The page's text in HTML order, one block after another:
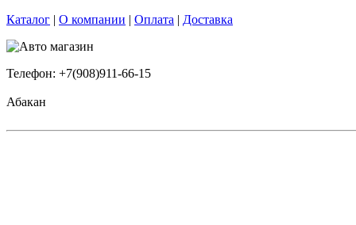
Каталог | О компании | Оплата | Доставка
Телефон: +7(908)911-66-15
Абакан